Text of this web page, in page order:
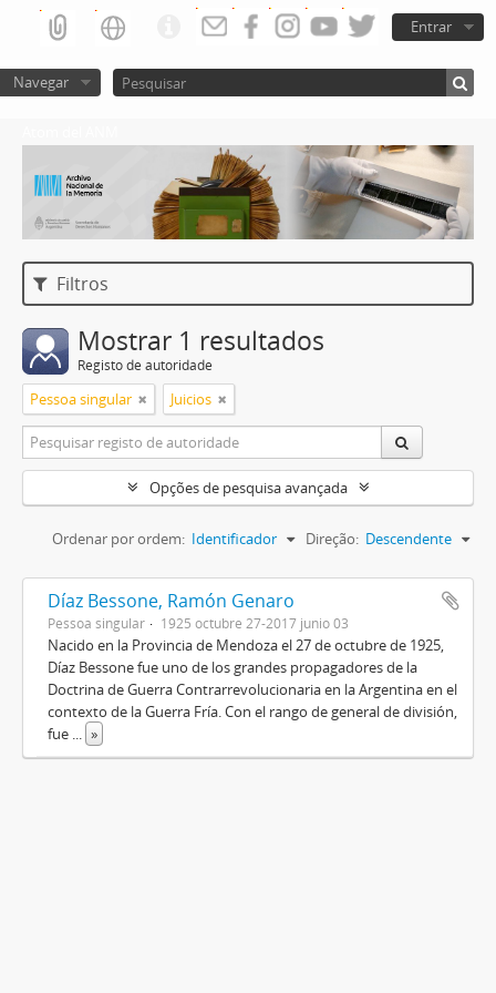
Entrar
Navegar
Filtros
Mostrar 1 resultados
Registo de autoridade
Pessoa singular Juicios
Opções de pesquisa avançada
Ordenar por ordem: Identificador Direção: Descendente
Díaz Bessone, Ramón Genaro
Pessoa singular 1925 octubre 27-2017 junio 03
Nacido en la Provincia de Mendoza el 27 de octubre de 1925,
Díaz Bessone fue uno de los grandes propagadores de la
Doctrina de Guerra Contrarrevolucionaria en la Argentina en el
contexto de la Guerra Fría. Con el rango de general de división,
fue ... »